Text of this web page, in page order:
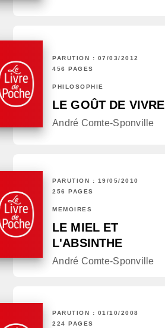
PARUTION : 07/03/2012
456 PAGES
PHILOSOPHIE
LE GOÛT DE VIVRE
André Comte-Sponville
PARUTION : 19/05/2010
256 PAGES
MÉMOIRES
LE MIEL ET
L'ABSINTHE
André Comte-Sponville
PARUTION : 01/10/2008
224 PAGES